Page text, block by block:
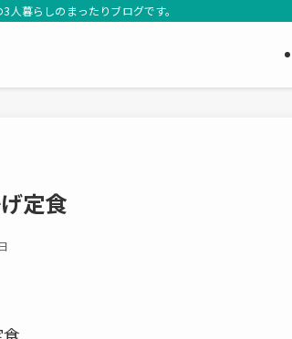
暮らしのまったりブログです。
定食